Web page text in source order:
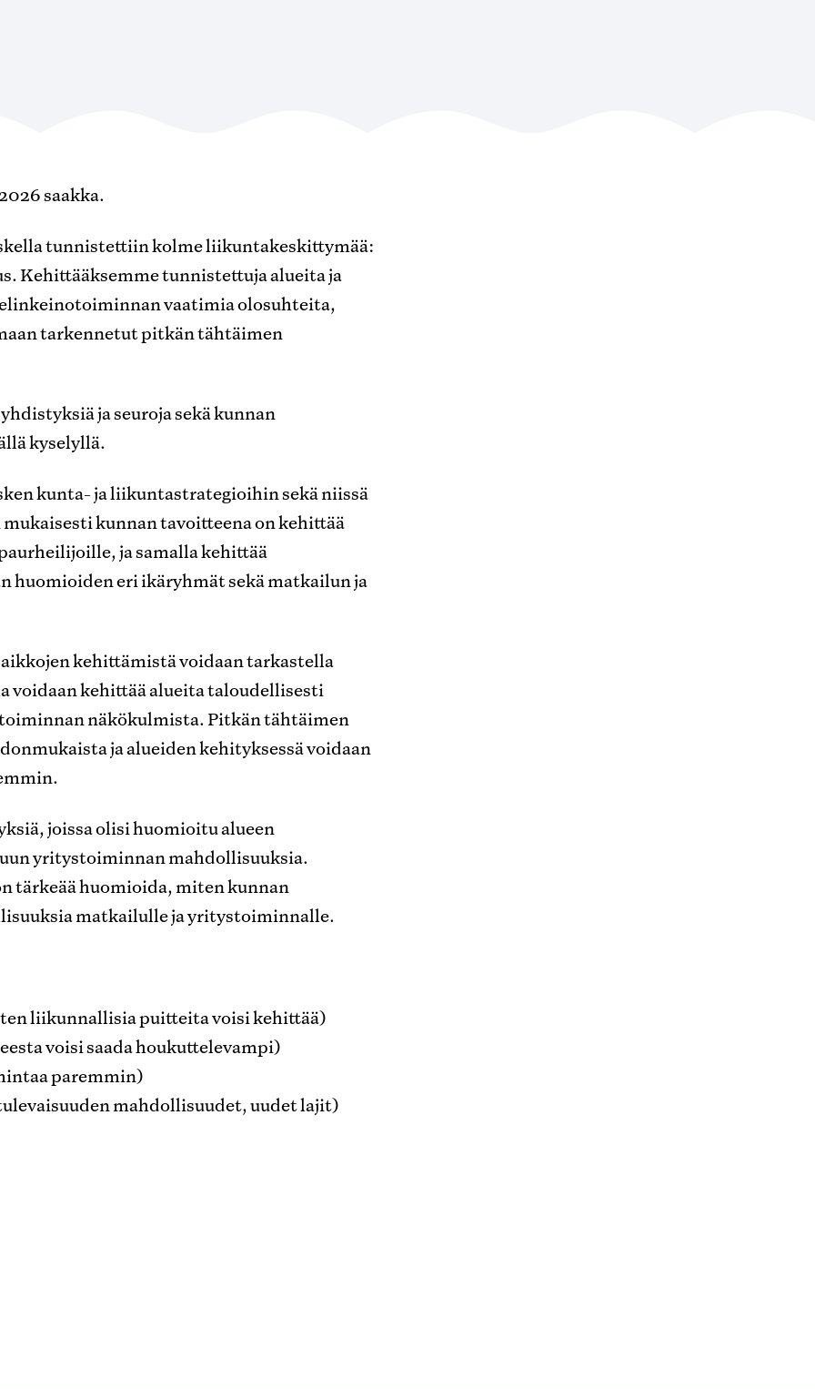
saakka.
tunnistettiin kolme liikuntakeskittymää:
Kehittääksemme tunnistettuja alueita ja
vaatimia olosuhteita,
tarkennetut pitkän tähtäimen
ja seuroja sekä kunnan
kyselyllä.
kunta- ja liikuntastrategioihin sekä niissä
kunnan tavoitteena on kehittää
ja samalla kehittää
huomioiden eri ikäryhmät sekä matkailun ja
kehittämistä voidaan tarkastella
voidaan kehittää alueita taloudellisesti
näkökulmista. Pitkän tähtäimen
ja alueiden kehityksessä voidaan
joissa olisi huomioitu alueen
yritystoiminnan mahdollisuuksia.
tärkeää huomioida, miten kunnan
matkailulle ja yritystoiminnalle.
liikunnallisia puitteita voisi kehittää)
voisi saada houkuttelevampi)
paremmin)
mahdollisuudet, uudet lajit)